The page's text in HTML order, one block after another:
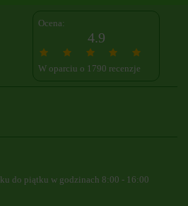
Ocena:
4.9
W oparciu o 1790 recenzje
do piątku w godzinach 8:00 - 16:00